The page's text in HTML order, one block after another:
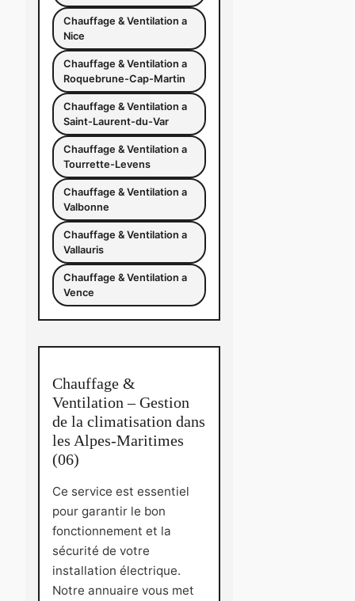
Chauffage & Ventilation a
Nice
Chauffage & Ventilation a
Roquebrune-Cap-Martin
Chauffage & Ventilation a
Saint-Laurent-du-Var
Chauffage & Ventilation a
Tourrette-Levens
Chauffage & Ventilation a
Valbonne
Chauffage & Ventilation a
Vallauris
Chauffage & Ventilation a
Vence
Chauffage &
Ventilation – Gestion
de la climatisation dans
les Alpes-Maritimes
(06)
Ce service est essentiel
pour garantir le bon
fonctionnement et la
sécurité de votre
installation électrique.
Notre annuaire vous met